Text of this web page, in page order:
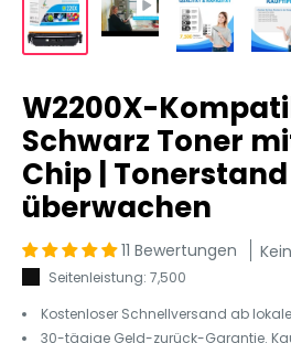
W2200X-
Schwarz Toner
Chip | Tonerstand
überwachen
11 Bewertungen
Seitenleistung: 7,500
Kostenloser Schnellversand ab
30-tägige Geld-zurück-Garantie.